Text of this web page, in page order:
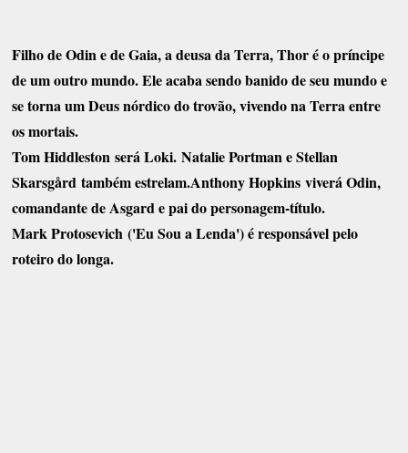
Filho de Odin e de Gaia, a deusa da Terra, Thor é o príncipe
de um outro mundo. Ele acaba sendo banido de seu mundo e
se torna um Deus nórdico do trovão, vivendo na Terra entre
os mortais.
Tom Hiddleston será Loki. Natalie Portman e Stellan
Skarsgård também estrelam.Anthony Hopkins viverá Odin,
comandante de Asgard e pai do personagem-título.
Mark Protosevich ('Eu Sou a Lenda') é responsável pelo
roteiro do longa.